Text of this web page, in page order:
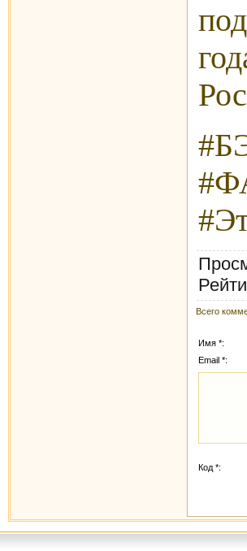
Всего
Имя *:
Email *:
Код *: